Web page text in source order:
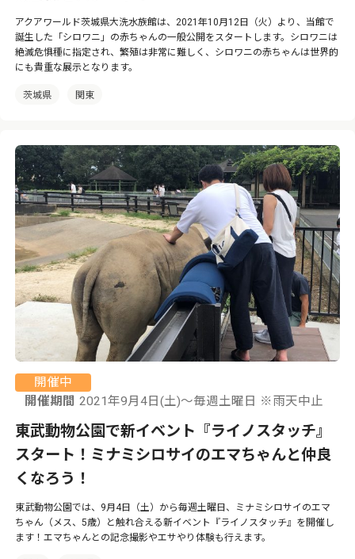
アクアワールド茨城県大洗水族館は、2021年10月12日（火）より、当館で
誕生した「シロワニ」の赤ちゃんの一般公開をスタートします。シロワニは
絶滅危惧種に指定され、繁殖は非常に難しく、シロワニの赤ちゃんは世界的
にも貴重な展示となります。
茨城県 関東
開催中
開催期間 2021年9月4日(土)～毎週土曜日 ※雨天中止
東武動物公園で新イベント『ライノスタッチ』
スタート！ミナミシロサイのエマちゃんと仲良
くなろう！
東武動物公園では、9月4日（土）から毎週土曜日、ミナミシロサイのエマ
ちゃん（メス、5歳）と触れ合える新イベント『ライノスタッチ』を開催し
ます！エマちゃんとの記念撮影やエサやり体験も行えます。